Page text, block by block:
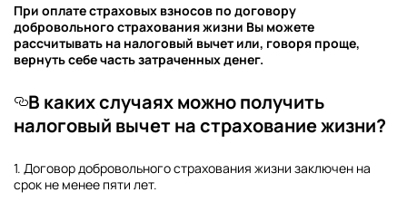
При оплате страховых взносов по договору
добровольного страхования жизни Вы можете
рассчитывать на налоговый вычет или, говоря проще,
вернуть себе часть затраченных денег.
В каких случаях можно получить
налоговый вычет на страхование жизни?
1. Договор добровольного страхования жизни заключен на
срок не менее пяти лет.